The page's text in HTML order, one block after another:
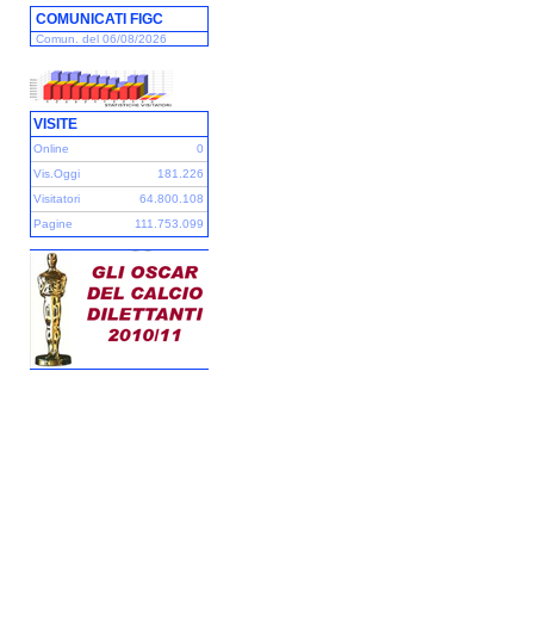
COMUNICATI FIGC
Comun. del 06/08/2026
VISITE
Online
0
Vis.Oggi
181.226
Visitatori
64.800.108
Pagine
111.753.099